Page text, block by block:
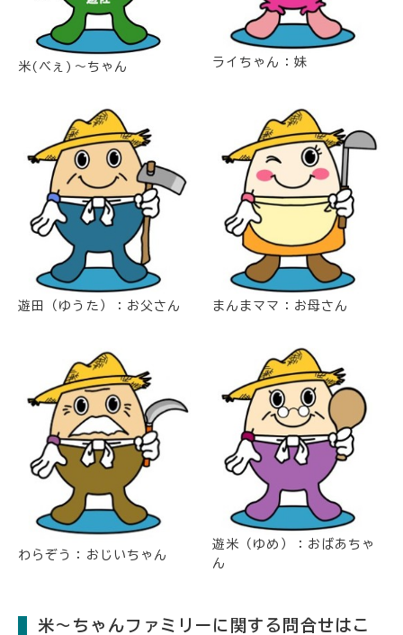
米(べぇ)～ちゃん ライちゃん：妹
遊田（ゆうた）：お父さん まんまママ：お母さん
わらぞう：おじいちゃん
遊米（ゆめ）：おばあちゃ
ん
米～ちゃんファミリーに関する問合せはこ